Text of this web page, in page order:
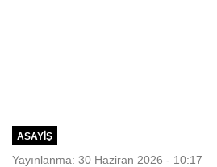
ASAYIŞ
Yayınlanma: 30 Haziran 2026 - 10:17